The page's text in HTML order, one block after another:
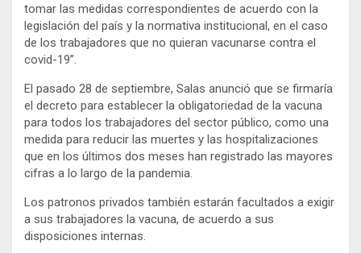
tomar las medidas correspondientes de acuerdo con la
legislación del país y la normativa institucional, en el caso
de los trabajadores que no quieran vacunarse contra el
covid-19”.
El pasado 28 de septiembre, Salas anunció que se firmaría
el decreto para establecer la obligatoriedad de la vacuna
para todos los trabajadores del sector público, como una
medida para reducir las muertes y las hospitalizaciones
que en los últimos dos meses han registrado las mayores
cifras a lo largo de la pandemia.
Los patronos privados también estarán facultados a exigir
a sus trabajadores la vacuna, de acuerdo a sus
disposiciones internas.